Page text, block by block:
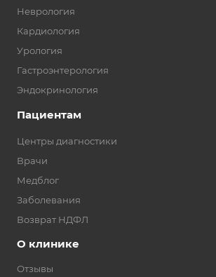
Неврология
Кардиология
Урология
Гастроэнтерология
Эндокринология
Пациентам
Центры диагностики
Врачи
Медблог
Заболевания
Возврат НДФЛ
О клинике
Отзывы